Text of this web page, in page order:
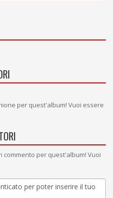
per quest'album! Vuoi essere
commento per quest'album! Vuoi